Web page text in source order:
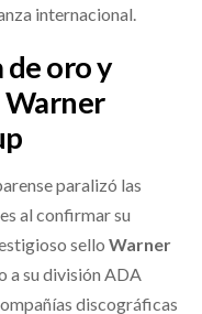
internacional.
de oro y
Warner
paralizó las
al confirmar su
sello Warner
a su división ADA
discográficas